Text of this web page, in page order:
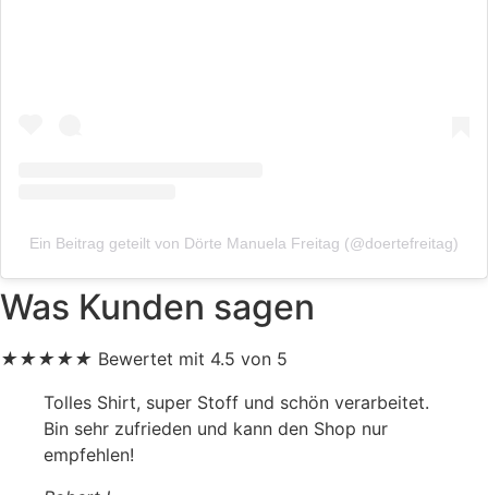
Ein Beitrag geteilt von Dörte Manuela Freitag (@doertefreitag)
Was Kunden sagen
★★★★★ Bewertet mit 4.5 von 5
Tolles Shirt, super Stoff und schön verarbeitet.
Bin sehr zufrieden und kann den Shop nur
empfehlen!